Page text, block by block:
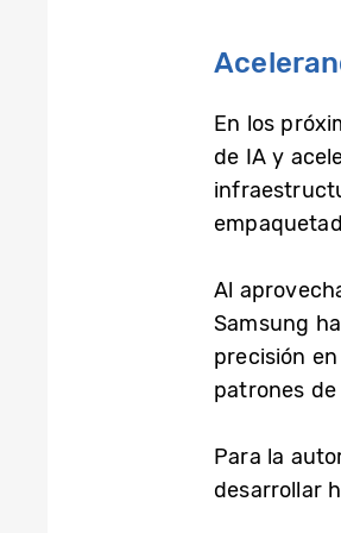
En los
de IA y
Al
Samsung
precisión
patrones
Para la
desarrollar